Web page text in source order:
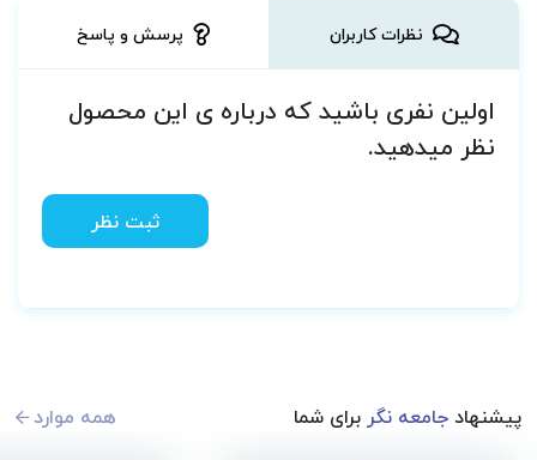
نظرات کاربران پرسش و پاسخ
اولین نفری باشید که درباره ی این محصول
نظر میدهید.
ثبت نظر
پیشنهادجامعه نگربرای شما همه موارد